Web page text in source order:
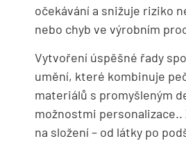
očekávání a snižuje riziko
nebo chyb ve výrobním
Vytvoření úspěšné řady
umění, které kombinuje
materiálů s promyšleným
možnostmi personalizace..
na složení – od látky po